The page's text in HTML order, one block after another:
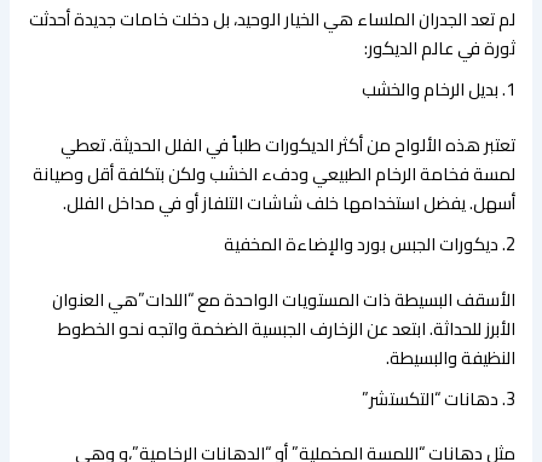
​لم تعد الجدران الملساء هي الخيار الوحيد، بل دخلت خامات جديدة أحدثت
ثورة في عالم الديكور:
​1. بديل الرخام والخشب
​تعتبر هذه الألواح من أكثر الديكورات طلباً في الفلل الحديثة. تعطي
لمسة فخامة الرخام الطبيعي ودفء الخشب ولكن بتكلفة أقل وصيانة
أسهل. يفضل استخدامها خلف شاشات التلفاز أو في مداخل الفلل.
​2. ديكورات الجبس بورد والإضاءة المخفية
​الأسقف البسيطة ذات المستويات الواحدة مع “اللدات”هي العنوان
الأبرز للحداثة. ابتعد عن الزخارف الجبسية الضخمة واتجه نحو الخطوط
النظيفة والبسيطة.
​3. دهانات “التكستشر”
​مثل دهانات “اللمسة المخملية” أو “الدهانات الرخامية”،و وهي